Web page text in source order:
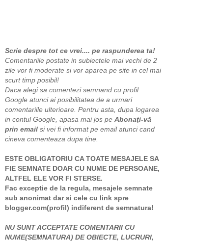
Scrie despre tot ce vrei.... pe raspunderea ta!
Comentariile postate in subiectele mai vechi de 2
zile vor fi moderate si vor aparea pe site in cel mai
scurt timp posibil!
Daca alegi sa comentezi semnand cu profil
Google atunci ai posibilitatea de a urmari
comentariile ulterioare. Pentru asta, dupa logarea
in contul Google, apasa mai jos pe Abonaţi-vă
prin email si vei fi informat pe email atunci cand
cineva comenteaza dupa tine.
ESTE OBLIGATORIU CA TOATE MESAJELE SA
FIE SEMNATE DOAR CU NUME DE PERSOANE,
ALTFEL ELE VOR FI STERSE.
Fac exceptie de la regula, mesajele semnate
sub anonimat dar si cele cu link spre
blogger.com(profil) indiferent de semnatura!
NU SUNT ACCEPTATE COMENTARII CU
NUME(SEMNATURA) DE OBIECTE, LUCRURI,